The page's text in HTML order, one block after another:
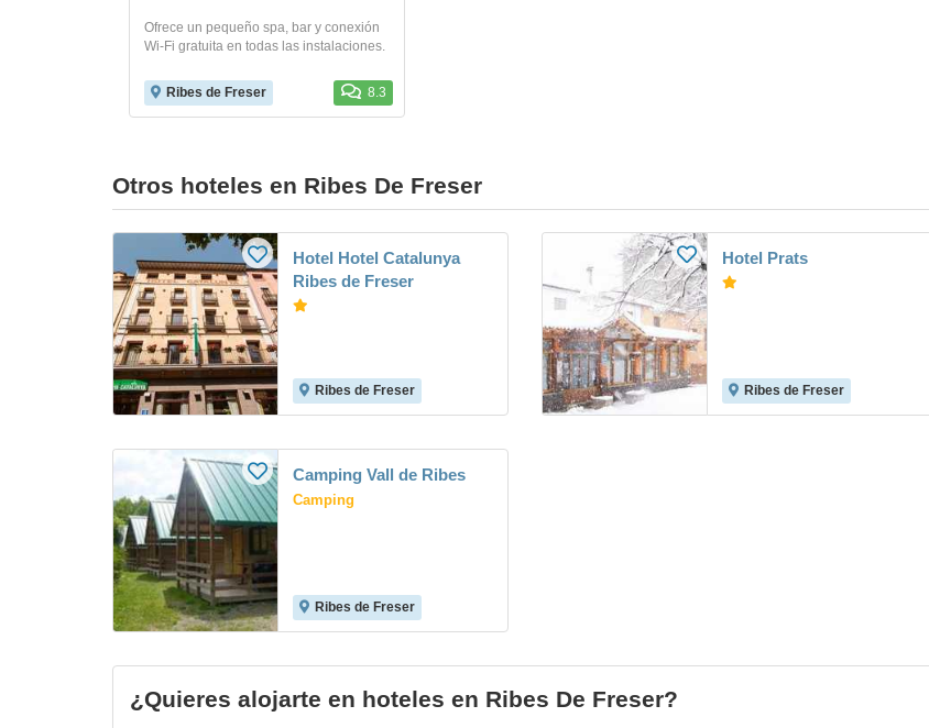
Ofrece un pequeño spa, bar y conexión
Wi-Fi gratuita en todas las instalaciones.
Ribes de Freser 8.3
Otros hoteles en Ribes De Freser
Hotel Hotel Catalunya
Ribes de Freser
Ribes de Freser
Hotel Prats
Ribes de Freser
Camping Vall de Ribes
Camping
Ribes de Freser
¿Quieres alojarte en hoteles en Ribes De Freser?